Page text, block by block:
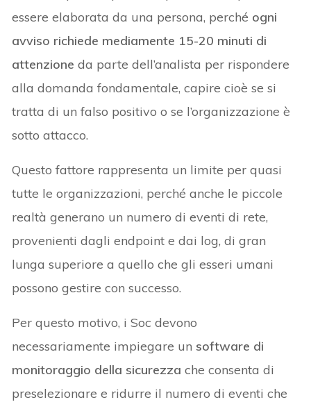
essere elaborata da una persona, perché ogni
avviso richiede mediamente 15-20 minuti di
attenzione da parte dell’analista per rispondere
alla domanda fondamentale, capire cioè se si
tratta di un falso positivo o se l’organizzazione è
sotto attacco.
Questo fattore rappresenta un limite per quasi
tutte le organizzazioni, perché anche le piccole
realtà generano un numero di eventi di rete,
provenienti dagli endpoint e dai log, di gran
lunga superiore a quello che gli esseri umani
possono gestire con successo.
Per questo motivo, i Soc devono
necessariamente impiegare un software di
monitoraggio della sicurezzache consenta di
preselezionare e ridurre il numero di eventi che